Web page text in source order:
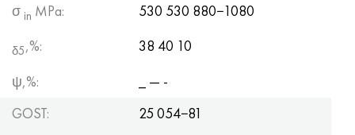
σ in MPa: 530 530 880−1080
δ5,%:
38 40 10
ψ,%:
_ — -
GOST:
25 054−81